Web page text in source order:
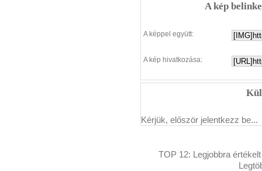
A kép
A képpel együtt:
A kép hivatkozása:
Kérjük, először jelentkezz be...
TOP 12: Legjobbra értékelt